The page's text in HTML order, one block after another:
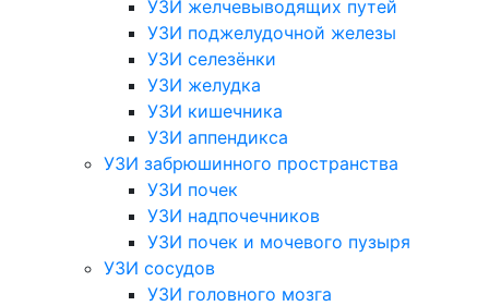
УЗИ желчевыводящих путей
УЗИ поджелудочной железы
УЗИ селезёнки
УЗИ желудка
УЗИ кишечника
УЗИ аппендикса
УЗИ забрюшинного пространства
УЗИ почек
УЗИ надпочечников
УЗИ почек и мочевого пузыря
УЗИ сосудов
УЗИ головного мозга